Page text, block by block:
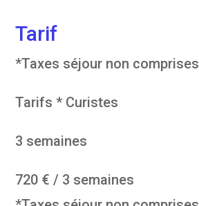
Tarif
*Taxes séjour non comprises
Tarifs * Curistes
3 semaines
720 € / 3 semaines